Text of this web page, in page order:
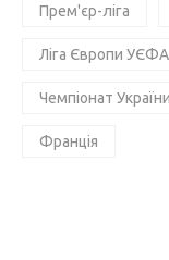
Прем'єр-ліга
Ліга Європи УЄФА
Чемпіонат
Франція